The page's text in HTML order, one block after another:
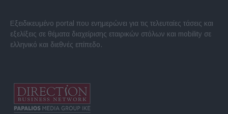
Εξειδικευμένο portal που ενημερώνει για τις τελευταίες τάσεις και
εξελίξεις σε θέματα διαχείρισης εταιρικών στόλων και mobility σε
ελληνικό και διεθνές επίπεδο.